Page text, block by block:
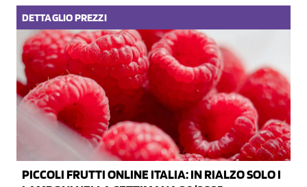
DETTAGLIOPREZZI
PICCOLI FRUTTI ONLINE ITALIA: IN RIALZO SOLO I